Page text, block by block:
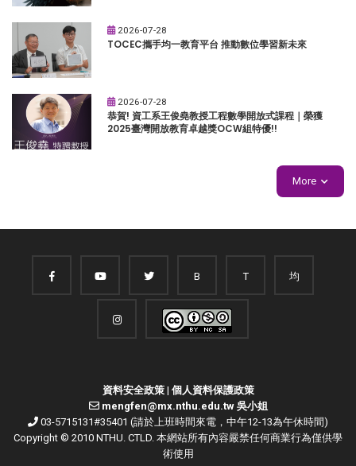
2026-07-28
TOCEC攜手均一教育平台 推動數位學習新未來
2026-07-28
恭賀! 資工系王俊堯教授工程數學開放式課程｜榮獲
2025臺灣開放教育卓越獎OCW組特優!!
More
B T 均
資料安全政策| 個人資料保護政策
mengfen@mx.nthu.edu.tw 吳小姐
03-5715131#35401 (請於上班時間來電，中午12-13為午休時間)
Copyright © 2010 NTHU. CTLD. 本網站所有內容嚴禁任何商業行為僅供學
術使用